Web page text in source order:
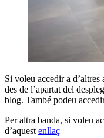
Si voleu accedir a
des de l’apartat del
blog. També podeu
Per altra banda, si voleu
d’aquest enllaç